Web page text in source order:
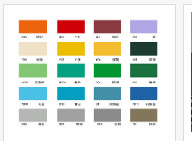
环氧地坪漆
环氧地坪
立即询问
查看详情